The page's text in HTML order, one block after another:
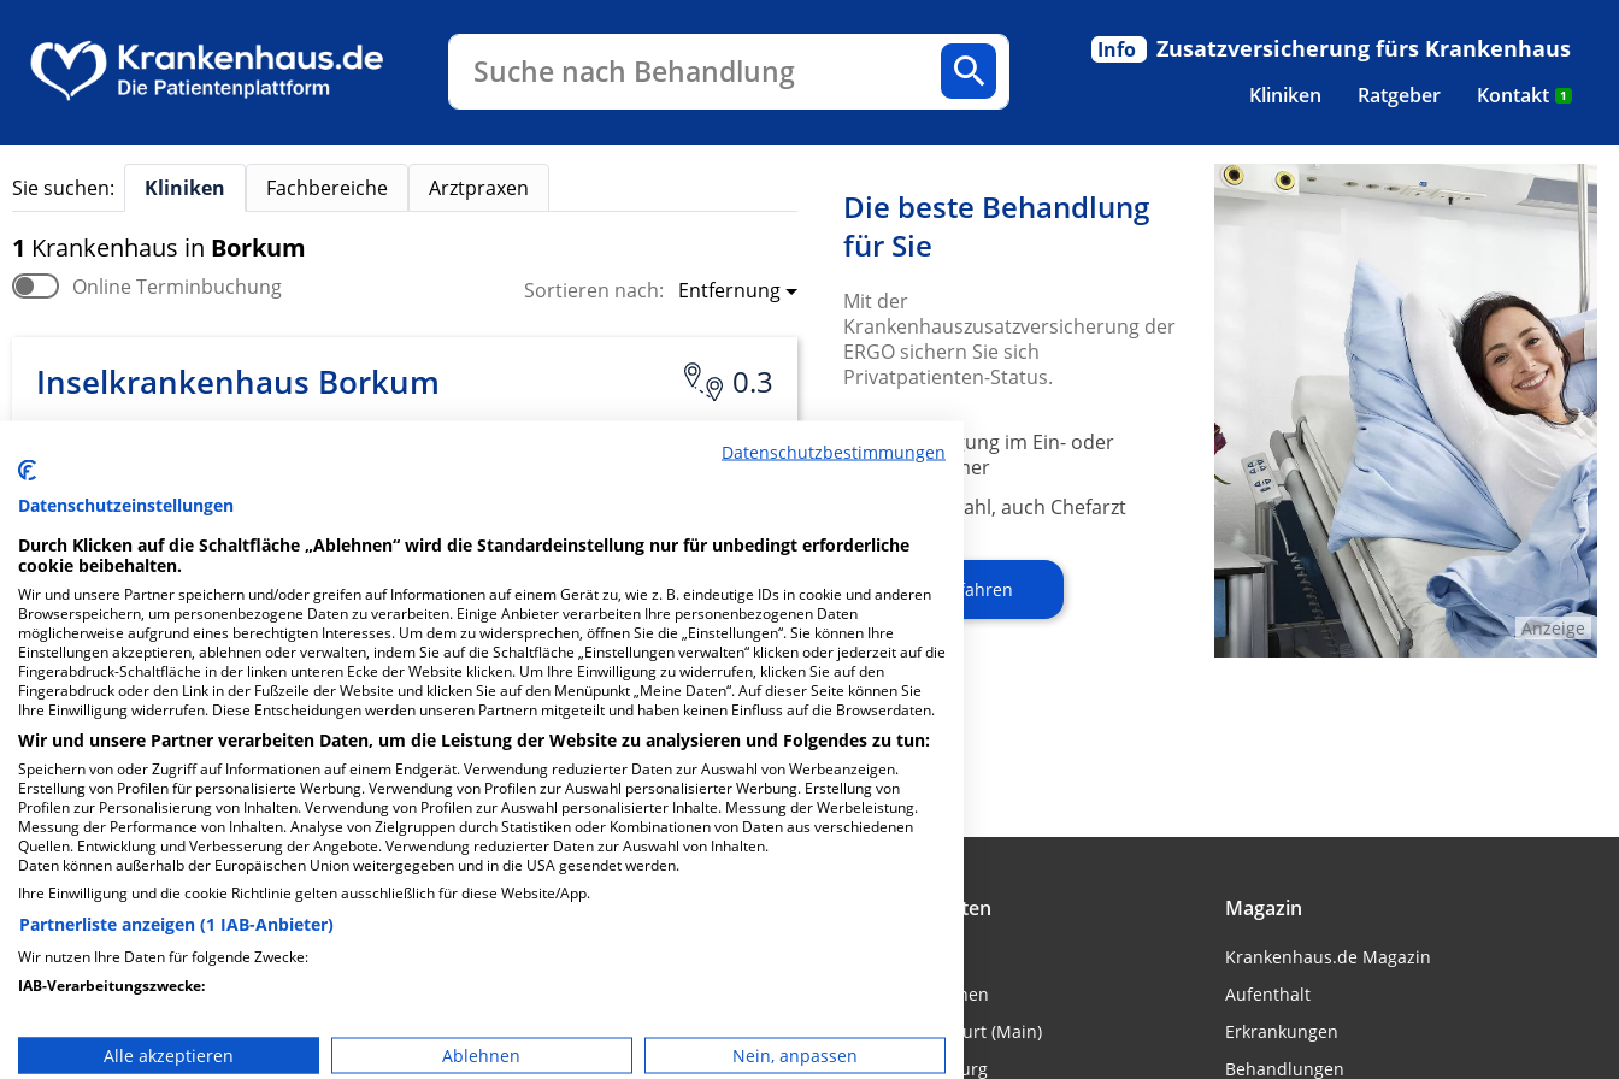
Suche nach Behandlung
Kliniken
Ratgeber Kontakt 1
Info Zusatzversicherung fürs Krankenhaus
Sie suchen: Kliniken Fachbereiche Arztpraxen
1 Krankenhaus in Borkum
Online Terminbuchung Sortieren nach: Entfernung
0.3
Inselkrankenhaus Borkum
In dieser Klinik sind leider noch keine Terminbuchungen
viaKrankenhaus.demöglich.
1
Die beste Behandlung
für Sie
Mit der
Krankenhauszusatzversicherung der
ERGO sichern Sie sich
Privatpatienten-Status.
✔ Unterbringung im Ein- oder
Zweibettzimmer
✔ Freie Arztwahl, auch Chefarzt
Mehr erfahren
Anzeige
Login für Kliniken
Suche nach dem richtigen Krankenhaus
Wahlleistungen im Krankenhaus
Kliniken in Städten
Kliniken in München
Kliniken in Frankfurt (Main)
Kliniken in Hamburg
Magazin
Krankenhaus.de Magazin
Aufenthalt
Erkrankungen
Behandlungen
Datenschutzbestimmungen
Datenschutzeinstellungen
Durch Klicken auf die Schaltfläche „Ablehnen“ wird die Standardeinstellung nur für unbedingt erforderliche
cookie beibehalten.
Wir und unsere Partner speichern und/oder greifen auf Informationen auf einem Gerät zu, wie z. B. eindeutige IDs in cookie und anderen
Browserspeichern, um personenbezogene Daten zu verarbeiten. Einige Anbieter verarbeiten Ihre personenbezogenen Daten
möglicherweise aufgrund eines berechtigten Interesses. Um dem zu widersprechen, öffnen Sie die „Einstellungen“. Sie können Ihre
Einstellungen akzeptieren, ablehnen oder verwalten, indem Sie auf die Schaltfläche „Einstellungen verwalten“ klicken oder jederzeit auf die
Fingerabdruck-Schaltfläche in der linken unteren Ecke der Website klicken. Um Ihre Einwilligung zu widerrufen, klicken Sie auf den
Fingerabdruck oder den Link in der Fußzeile der Website und klicken Sie auf den Menüpunkt „Meine Daten“. Auf dieser Seite können Sie
Ihre Einwilligung widerrufen. Diese Entscheidungen werden unseren Partnern mitgeteilt und haben keinen Einfluss auf die Browserdaten.
Wir und unsere Partner verarbeiten Daten, um die Leistung der Website zu analysieren und Folgendes zu tun:
Speichern von oder Zugriff auf Informationen auf einem Endgerät. Verwendung reduzierter Daten zur Auswahl von Werbeanzeigen.
Erstellung von Profilen für personalisierte Werbung. Verwendung von Profilen zur Auswahl personalisierter Werbung. Erstellung von
Profilen zur Personalisierung von Inhalten. Verwendung von Profilen zur Auswahl personalisierter Inhalte. Messung der Werbeleistung.
Messung der Performance von Inhalten. Analyse von Zielgruppen durch Statistiken oder Kombinationen von Daten aus verschiedenen
Quellen. Entwicklung und Verbesserung der Angebote. Verwendung reduzierter Daten zur Auswahl von Inhalten.
Daten können außerhalb der Europäischen Union weitergegeben und in die USA gesendet werden.
Ihre Einwilligung und die cookie Richtlinie gelten ausschließlich für diese Website/App.
Partnerliste anzeigen (1 IAB-Anbieter)
Wir nutzen Ihre Daten für folgende Zwecke:
IAB-Verarbeitungszwecke:
Verwendung reduzierter Daten zur Auswahl von Werbeanzeigen
Alle akzeptieren Ablehnen Nein, anpassen